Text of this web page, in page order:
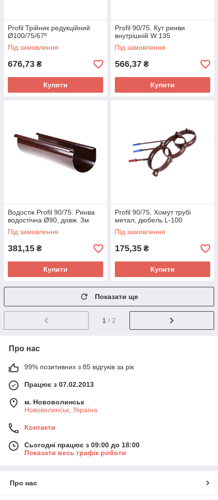
Profil Трійник редукційний
Ø100/75/67º
Під замовлення
676,73 ₴
Купити
Profil 90/75. Кут ринви
внутрішній W 135
Під замовлення
566,37 ₴
Купити
Водостік Profil 90/75. Ринва
водостічна Ø90, довж. 3м
Під замовлення
381,15 ₴
Купити
Profil 90/75. Хомут трубі
метал, дюбель L-100
Під замовлення
175,35 ₴
Купити
Показати ще
1 / 2
Про нас
99% позитивних з 85 відгуків за рік
Працює з 07.02.2013
м. Нововолинськ
Нововолинськ, Україна
Контакти
Сьогодні працює з 09:00 до 18:00
Показати весь графік роботи
Про нас